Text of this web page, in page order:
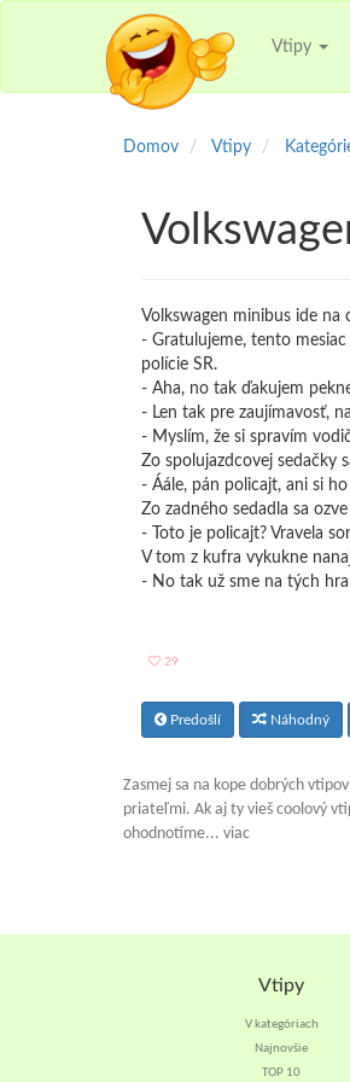
Vtipy
Domov Vtipy
Volkswagen minibus ide na
- Gratulujeme, tento
polície SR.
- Aha, no tak ďakujem
- Len tak pre zaujímavosť,
- Myslím, že si spravím
Zo spolujazdcovej sedačky
- Áále, pán policajt, ani si
Zo zadného sedadla sa
- Toto je policajt? Vravela
V tom z kufra vykukne
- No tak už sme na tých
29
Predošlí Náhodný
Zasmej sa na kope dobrých
priateľmi. Ak aj ty vieš coolový
ohodnotíme... viac
Vtipy
V kategóriach
Najnovšie
TOP 10